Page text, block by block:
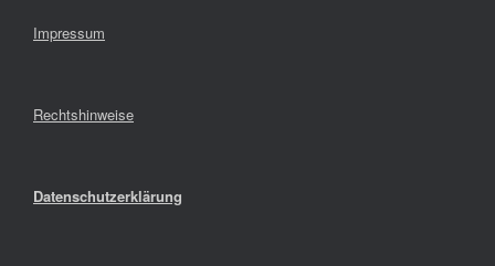
Impressum
Rechtshinweise
Datenschutzerklärung